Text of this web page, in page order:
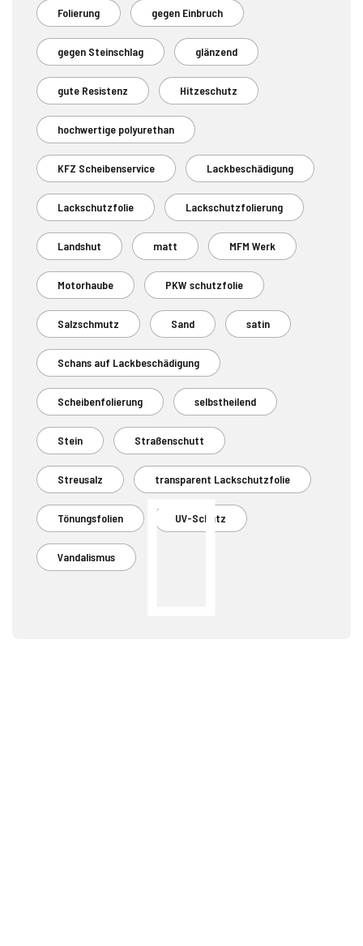
Folierung gegen Einbruch
gegen Steinschlag glänzend
gute Resistenz Hitzeschutz
hochwertige polyurethan
KFZ Scheibenservice Lackbeschädigung
Lackschutzfolie Lackschutzfolierung
Landshut matt MFM Werk
Motorhaube PKW schutzfolie
Salzschmutz Sand satin
Schans auf Lackbeschädigung
Scheibenfolierung selbstheilend
Stein Straßenschutt
Streusalz transparent Lackschutzfolie
Tönungsfolien UV-Schutz
Vandalismus